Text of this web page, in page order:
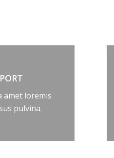
amet loremis
pulvina.